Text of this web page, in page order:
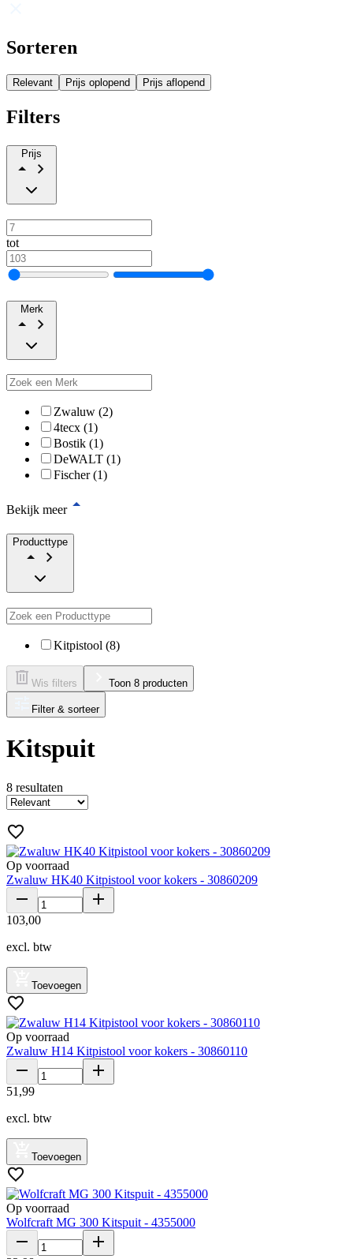
Sorteren
Relevant Prijs oplopend Prijs aflopend
Filters
Prijs
tot
Merk
Zwaluw (2)
4tecx (1)
Bostik (1)
DeWALT (1)
Fischer (1)
Bekijk meer
Producttype
Kitpistool (8)
Wis filters Toon 8 producten
Filter & sorteer
Kitspuit
8 resultaten
Op voorraad
Zwaluw HK40 Kitpistool voor kokers - 30860209
103,00
excl. btw
Toevoegen
Op voorraad
Zwaluw H14 Kitpistool voor kokers - 30860110
51 ,99
excl. btw
Toevoegen
Op voorraad
Wolfcraft MG 300 Kitspuit - 4355000